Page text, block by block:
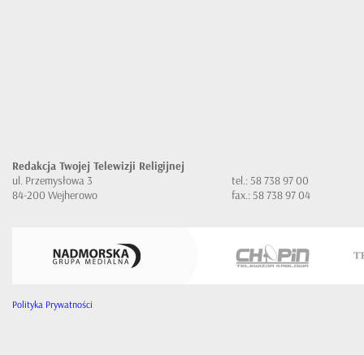
Redakcja Twojej Telewizji Religijnej
ul. Przemysłowa 3
84-200 Wejherowo
tel.: 58 738 97 00
fax.: 58 738 97 04
Polityka Prywatności